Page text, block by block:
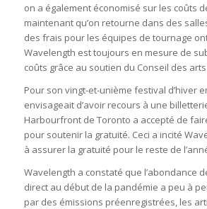
on a également économisé sur les coûts
maintenant qu’on retourne dans des
des frais pour les équipes de tournage
Wavelength est toujours en mesure de
coûts grâce au soutien du Conseil des
Pour son vingt-et-unième festival d’hiver
envisageait d’avoir recours à une
Harbourfront de Toronto a accepté de
pour soutenir la gratuité. Ceci a incité
à assurer la gratuité pour le reste de
Wavelength a constaté que l’abondance
direct au début de la pandémie a peu à
par des émissions préenregistrées, les